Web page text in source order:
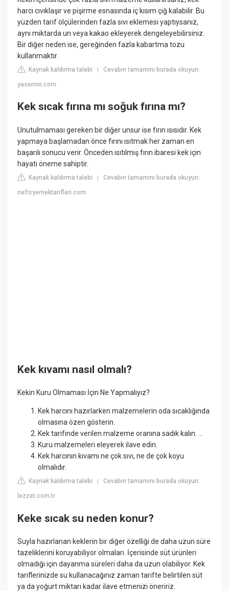
harcı cıvıklaşır ve pişirme esnasında iç kısım çiğ kalabilir. Bu
yüzden tarif ölçülerinden fazla sıvı eklemesi yaptıysanız,
aynı miktarda un veya kakao ekleyerek dengeleyebilirsiniz.
Bir diğer neden ise, gereğinden fazla kabartma tozu
kullanmaktır.
Kaynak kaldırma talebi |Cevabın tamamını burada okuyun:
yasemin.com
Kek sıcak fırına mı soğuk fırına mı?
Unutulmaması gereken bir diğer unsur ise fırın ısısıdır. Kek
yapmaya başlamadan önce fırını ısıtmak her zaman en
başarılı sonucu verir. Önceden ısıtılmış fırın ibaresi kek için
hayati öneme sahiptir.
Kaynak kaldırma talebi |Cevabın tamamını burada okuyun:
nefisyemektarifleri.com
Kek kıvamı nasıl olmalı?
Kekin Kuru Olmaması İçin Ne Yapmalıyız?
Kek harcını hazırlarken malzemelerin oda sıcaklığında
olmasına özen gösterin.
Kek tarifinde verilen malzeme oranına sadık kalın. ...
Kuru malzemeleri eleyerek ilave edin.
Kek harcının kıvamı ne çok sıvı, ne de çok koyu
olmalıdır.
Kaynak kaldırma talebi |Cevabın tamamını burada okuyun:
lezzet.com.tr
Keke sıcak su neden konur?
Suyla hazırlanan keklerin bir diğer özelliği de daha uzun süre
tazeliklerini koruyabiliyor olmaları. İçerisinde süt ürünleri
olmadığı için dayanma süreleri daha da uzun olabiliyor. Kek
tariflerinizde su kullanacağınız zaman tarifte belirtilen süt
ya da yoğurt miktarı kadar ilave etmenizi öneririz.